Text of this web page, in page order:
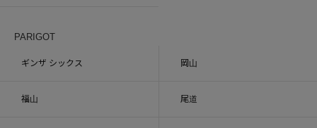
PARIGOT
ギンザ シックス 岡山
福山 尾道